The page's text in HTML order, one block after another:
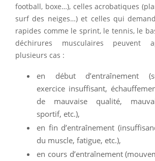
football, boxe…), celles acrobatiques
surf des neiges…) et celles qui
rapides comme le sprint, le tennis, le
déchirures musculaires peuvent
plusieurs cas :
en début d’entraînement
exercice insuffisant,
de mauvaise qualité,
sportif, etc.),
en fin d’entraînement
du muscle, fatigue, etc.),
en cours d’entraînement